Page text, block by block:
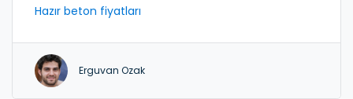
Hazır beton fiyatları
Erguvan Ozak